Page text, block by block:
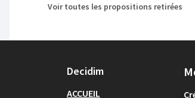
Voir toutes les propositions retirées
Decidim
ACCUEIL